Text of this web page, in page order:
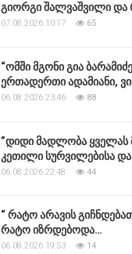
გიორგი შალვაშვილი და
07.08.2026 10:17 65
“ომში მგონი გია
ერთადერთი ადამიანი,
06.08.2026 23:46 88
”დიდი მადლობა ყველას
კეთილი სურვილებისა
06.08.2026 22:48 44
“ რატო არავის
რატო იზრდებოდა…
06.08.2026 19:53 14